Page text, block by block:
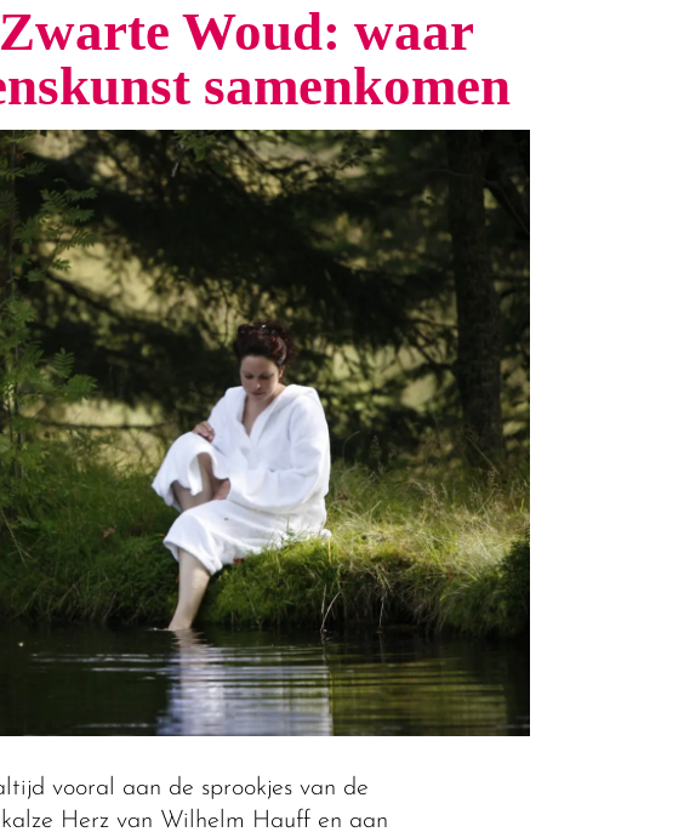
Woud: waar
samenkomen
vooral aan de sprookjes van de
Herz van Wilhelm Hauff en aan